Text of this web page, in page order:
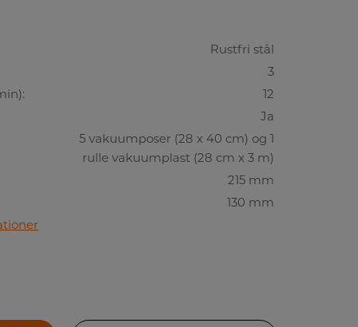
Rustfri stål
3
12
Ja
5 vakuumposer (28 x 40 cm) og 1
rulle vakuumplast (28 cm x 3 m)
215 mm
130 mm